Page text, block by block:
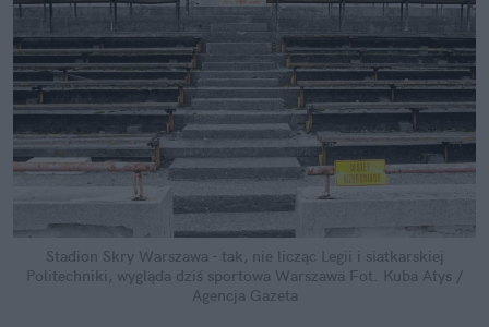
Stadion Skry Warszawa - tak, nie licząc Legii i siatkarskiej
Politechniki, wygląda dziś sportowa Warszawa Fot. Kuba Atys /
Agencja Gazeta